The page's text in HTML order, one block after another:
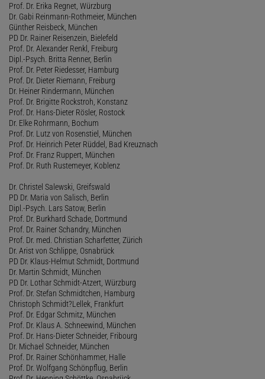
Prof. Dr. Erika Regnet, Würzburg
Dr. Gabi Reinmann-Rothmeier, München
Günther Reisbeck, München
PD Dr. Rainer Reisenzein, Bielefeld
Prof. Dr. Alexander Renkl, Freiburg
Dipl.-Psych. Britta Renner, Berlin
Prof. Dr. Peter Riedesser, Hamburg
Prof. Dr. Dieter Riemann, Freiburg
Dr. Heiner Rindermann, München
Prof. Dr. Brigitte Rockstroh, Konstanz
Prof. Dr. Hans-Dieter Rösler, Rostock
Dr. Elke Rohrmann, Bochum
Prof. Dr. Lutz von Rosenstiel, München
Prof. Dr. Heinrich Peter Rüddel, Bad Kreuznach
Prof. Dr. Franz Ruppert, München
Prof. Dr. Ruth Rustemeyer, Koblenz
Dr. Christel Salewski, Greifswald
PD Dr. Maria von Salisch, Berlin
Dipl.-Psych. Lars Satow, Berlin
Prof. Dr. Burkhard Schade, Dortmund
Prof. Dr. Rainer Schandry, München
Prof. Dr. med. Christian Scharfetter, Zürich
Dr. Arist von Schlippe, Osnabrück
PD Dr. Klaus-Helmut Schmidt, Dortmund
Dr. Martin Schmidt, München
PD Dr. Lothar Schmidt-Atzert, Würzburg
Prof. Dr. Stefan Schmidtchen, Hamburg
Christoph Schmidt?Lellek, Frankfurt
Prof. Dr. Edgar Schmitz, München
Prof. Dr. Klaus A. Schneewind, München
Prof. Dr. Hans-Dieter Schneider, Fribourg
Dr. Michael Schneider, München
Prof. Dr. Rainer Schönhammer, Halle
Prof. Dr. Wolfgang Schönpflug, Berlin